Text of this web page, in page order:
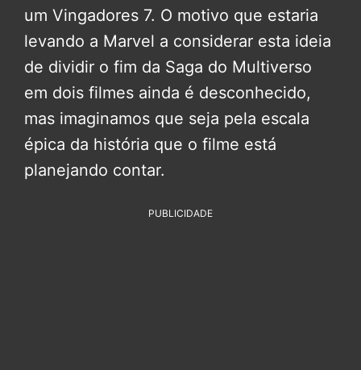
um Vingadores 7. O motivo que estaria
levando a Marvel a considerar esta ideia
de dividir o fim da Saga do Multiverso
em dois filmes ainda é desconhecido,
mas imaginamos que seja pela escala
épica da história que o filme está
planejando contar.
PUBLICIDADE